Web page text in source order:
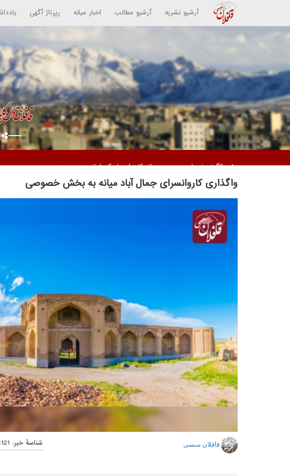
آرشیو نشریه آرشیو مطالب اخبار میانه رپرتاژ آگهی
واگذاری کاروانسرای جمال آباد میانه به بخش خصوصی
قافلان سسی شناسهٔ خبر: 194121 -